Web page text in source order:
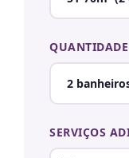
SERVIÇOS